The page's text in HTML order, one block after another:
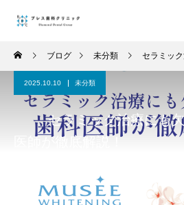
ブログ 未分類 セラミック治療
2025.10.10 未分類
セラミック治療にも
医師が徹底解説！